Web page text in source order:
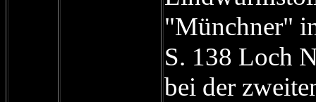
"Münchner"
S. 138 Loch
bei der